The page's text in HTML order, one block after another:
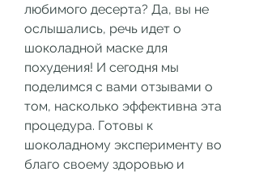
любимого десерта? Да, вы не
ослышались, речь идет о
шоколадной маске для
похудения! И сегодня мы
поделимся с вами отзывами о
том, насколько эффективна эта
процедура. Готовы к
шоколадному эксперименту во
благо своему здоровью и